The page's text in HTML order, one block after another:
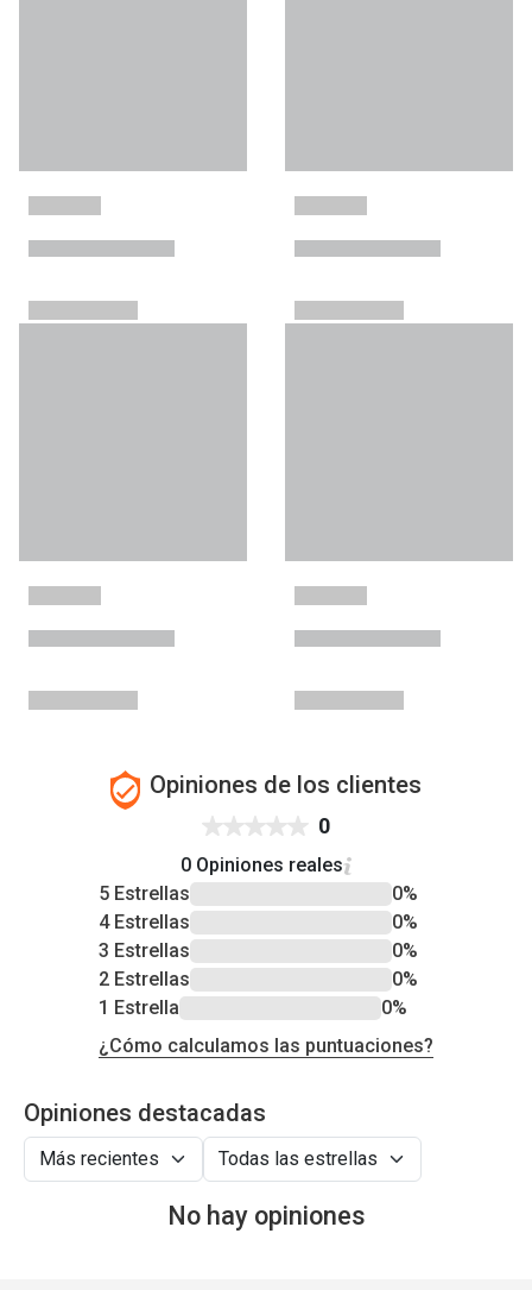
Opiniones de los clientes
0
0 Opiniones reales
5 Estrellas
0%
4 Estrellas
0%
3 Estrellas
0%
2 Estrellas
0%
1 Estrella
0%
¿Cómo calculamos las puntuaciones?
Opiniones destacadas
No hay opiniones